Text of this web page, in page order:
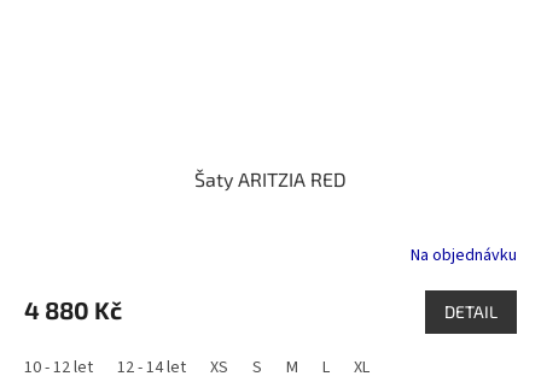
Šaty ARITZIA RED
Na objednávku
4 880 Kč DETAIL
10 - 12 let 12 - 14 let XS S M L XL